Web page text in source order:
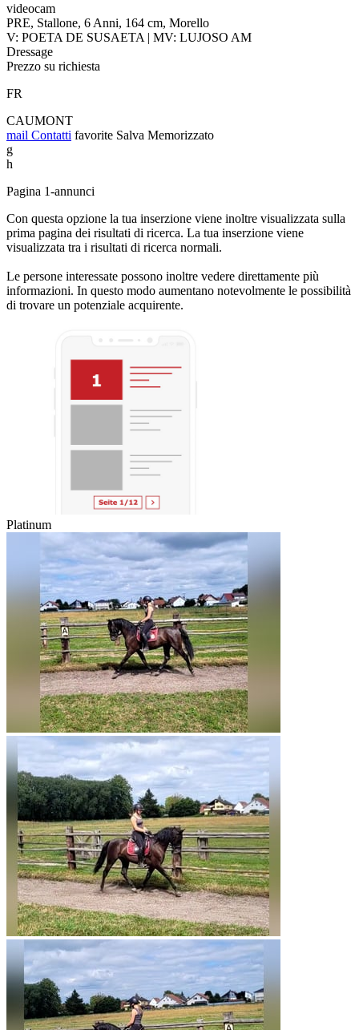
videocam
PRE, Stallone, 6 Anni, 164 cm, Morello
V: POETA DE SUSAETA | MV: LUJOSO AM
Dressage
Prezzo su richiesta
FR
CAUMONT
mail Contatti favorite Salva Memorizzato
g
h
Pagina 1-annunci
Con questa opzione la tua inserzione viene inoltre visualizzata sulla
prima pagina dei risultati di ricerca. La tua inserzione viene
visualizzata tra i risultati di ricerca normali.
Le persone interessate possono inoltre vedere direttamente più
informazioni. In questo modo aumentano notevolmente le possibilità
di trovare un potenziale acquirente.
Platinum